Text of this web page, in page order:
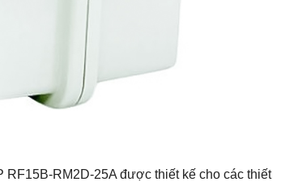
RF15B-RM2D-25A được thiết kế cho các thiết